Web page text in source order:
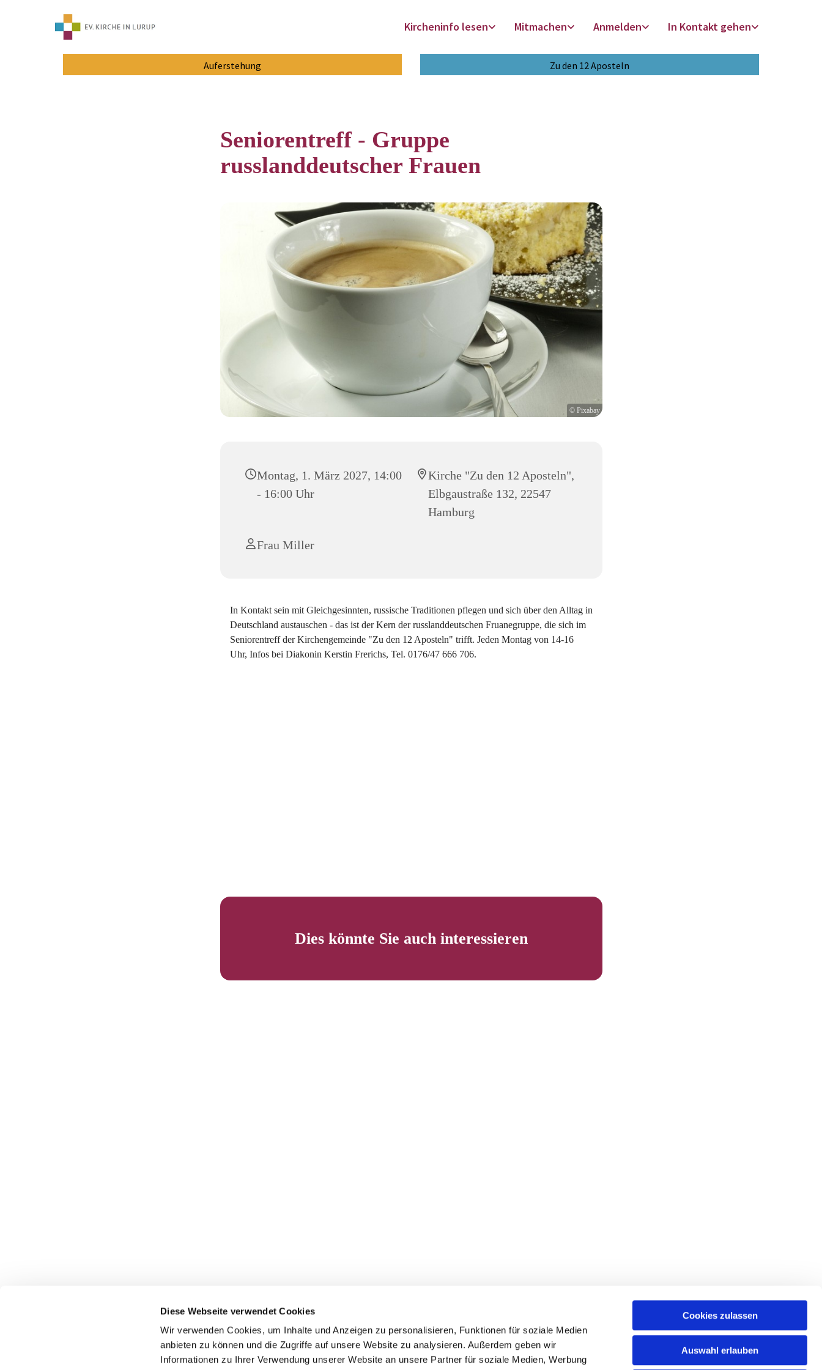
Diese Webseite verwendet Cookies
Wir verwenden Cookies, um Inhalte und Anzeigen zu personalisieren, Funktionen für soziale Medien
anbieten zu können und die Zugriffe auf unsere Website zu analysieren. Außerdem geben wir
Informationen zu Ihrer Verwendung unserer Website an unsere Partner für soziale Medien, Werbung
Cookies zulassen
Auswahl erlauben
Kircheninfo lesen Mitmachen Anmelden In Kontakt gehen
Auferstehung Zu den 12 Aposteln
Seniorentreff - Gruppe
russlanddeutscher Frauen
© Pixabay
Montag, 1. März 2027, 14:00
- 16:00 Uhr
Kirche "Zu den 12 Aposteln",
Elbgaustraße 132, 22547
Hamburg
Frau Miller
In Kontakt sein mit Gleichgesinnten, russische Traditionen pflegen und sich über den Alltag in
Deutschland austauschen - das ist der Kern der russlanddeutschen Fruanegruppe, die sich im
Seniorentreff der Kirchengemeinde "Zu den 12 Aposteln" trifft. Jeden Montag von 14-16
Uhr, Infos bei Diakonin Kerstin Frerichs, Tel. 0176/47 666 706.
Dies könnte Sie auch interessieren